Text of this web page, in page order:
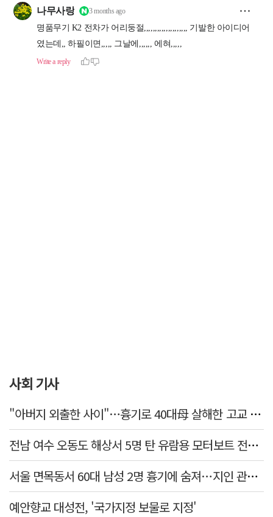
사회 기사
"아버지 외출한 사이"…흉기로 40대母 살해한 고교 자퇴생, 구속 기로에
전남 여수 오동도 해상서 5명 탄 유람용 모터보트 전복…2명 숨져
서울 면목동서 60대 남성 2명 흉기에 숨져…지인 관계로 추정
예안향교 대성전, '국가지정 보물로 지정'